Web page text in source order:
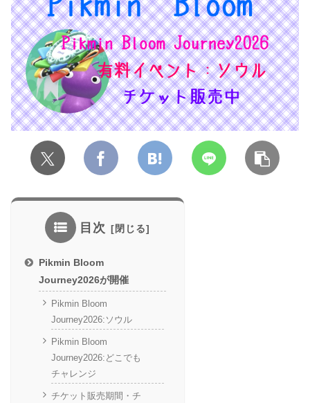
目次
Pikmin Bloom
Journey2026が開催
Pikmin Bloom
Journey2026:ソウル
Pikmin Bloom
Journey2026:どこでも
チャレンジ
チケット販売期間・チ